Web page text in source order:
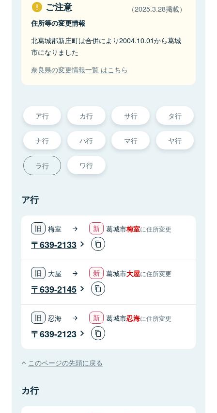
ご注意 （2025.3.28掲載）
住所等の変更情報
北葛城郡新庄町は合併により2004.10.01から葛城
市になりました
奈良県の変更情報一覧 はこちら
ア行 カ行 サ行 タ行
ナ行 ハ行 マ行 ヤ行
ラ行 ワ行
ア行
梅室 葛城市梅室に住所変更
639-2133
大屋 葛城市大屋に住所変更
639-2145
忍海 葛城市忍海に住所変更
639-2123
このページの先頭に戻る
カ行